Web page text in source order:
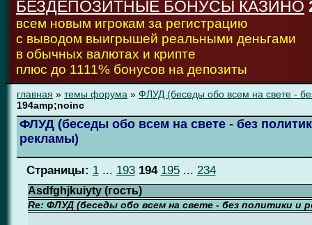
БЕЗДЕПОЗИТНЫЕ БОНУСЫ КАЗИНО
всем новым игрокам за регистрацию
с выводом выигрышей реальными деньгами
в обычных валютах и крипте
плюс до 1111% бонусов на депозиты
главная » темы форума » ФЛУД (беседы обо всем на свете -
194amp;noinc
ФЛУД (беседы обо всем на свете - без
рекламы)
Страницы: 1... 193 194 195... 234
Asdfghjkuiyty (гость)
Re: ФЛУД (беседы обо всем на свете - без политики и